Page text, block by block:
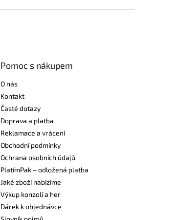
Pomoc s nákupem
O nás
Kontakt
Časté dotazy
Doprava a platba
Reklamace a vrácení
Obchodní podmínky
Ochrana osobních údajů
PlatímPak – odložená platba
Jaké zboží nabízíme
Výkup konzolí a her
Dárek k objednávce